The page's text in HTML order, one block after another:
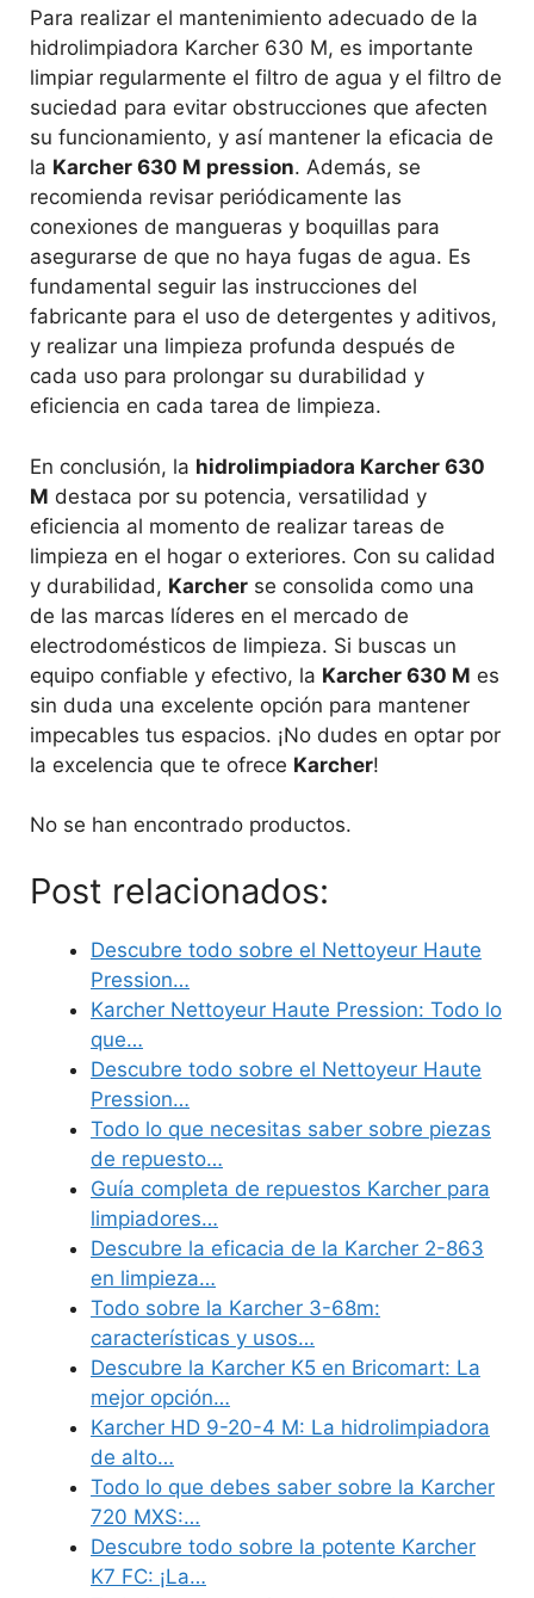
Para realizar el mantenimiento adecuado de la
hidrolimpiadora Karcher 630 M, es importante
limpiar regularmente el filtro de agua y el filtro de
suciedad para evitar obstrucciones que afecten
su funcionamiento, y así mantener la eficacia de
la Karcher 630 M pression. Además, se
recomienda revisar periódicamente las
conexiones de mangueras y boquillas para
asegurarse de que no haya fugas de agua. Es
fundamental seguir las instrucciones del
fabricante para el uso de detergentes y aditivos,
y realizar una limpieza profunda después de
cada uso para prolongar su durabilidad y
eficiencia en cada tarea de limpieza.
En conclusión, la hidrolimpiadora Karcher 630
M destaca por su potencia, versatilidad y
eficiencia al momento de realizar tareas de
limpieza en el hogar o exteriores. Con su calidad
y durabilidad, Karcher se consolida como una
de las marcas líderes en el mercado de
electrodomésticos de limpieza. Si buscas un
equipo confiable y efectivo, la Karcher 630 M es
sin duda una excelente opción para mantener
impecables tus espacios. ¡No dudes en optar por
la excelencia que te ofrece Karcher!
No se han encontrado productos.
Post relacionados:
Descubre todo sobre el Nettoyeur Haute
Pression…
Karcher Nettoyeur Haute Pression: Todo lo
que…
Descubre todo sobre el Nettoyeur Haute
Pression…
Todo lo que necesitas saber sobre piezas
de repuesto…
Guía completa de repuestos Karcher para
limpiadores…
Descubre la eficacia de la Karcher 2-863
en limpieza…
Todo sobre la Karcher 3-68m:
características y usos…
Descubre la Karcher K5 en Bricomart: La
mejor opción…
Karcher HD 9-20-4 M: La hidrolimpiadora
de alto…
Todo lo que debes saber sobre la Karcher
720 MXS:…
Descubre todo sobre la potente Karcher
K7 FC: ¡La…